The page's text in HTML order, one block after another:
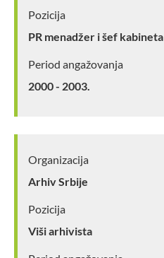
Pozicija
PR menadžer i šef kabineta
Period angažovanja
2000 - 2003.
Organizacija
Arhiv Srbije
Pozicija
Viši arhivista